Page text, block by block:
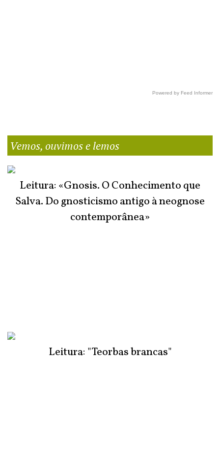
Powered by Feed Informer
Vemos, ouvimos e lemos
Leitura: «Gnosis. O Conhecimento que
Salva. Do gnosticismo antigo à neognose
contemporânea»
Leitura: "Teorbas brancas"